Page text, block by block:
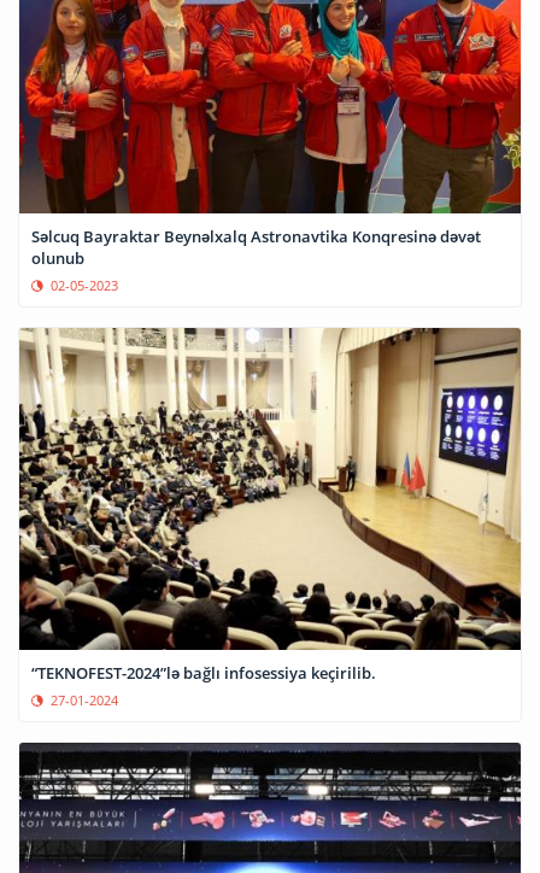
Səlcuq Bayraktar Beynəlxalq Astronavtika Konqresinə dəvət
olunub
02-05-2023
“TEKNOFEST-2024”lə bağlı infosessiya keçirilib.
27-01-2024